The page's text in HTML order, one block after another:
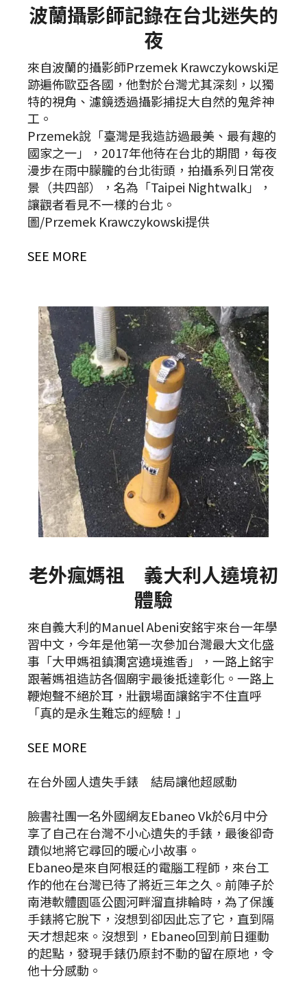
波蘭攝影師記錄在台北迷失的
夜
來自波蘭的攝影師Przemek Krawczykowski足
跡遍佈歐亞各國，他對於台灣尤其深刻，以獨
特的視角、濾鏡透過攝影捕捉大自然的鬼斧神
工。
Przemek說「臺灣是我造訪過最美、最有趣的
國家之一」，2017年他待在台北的期間，每夜
漫步在雨中朦朧的台北街頭，拍攝系列日常夜
景（共四部），名為「Taipei Nightwalk」，
讓觀者看見不一樣的台北。
圖/Przemek Krawczykowski提供
SEE MORE
老外瘋媽祖 義大利人遶境初
體驗
來自義大利的Manuel Abeni安銘宇來台一年學
習中文，今年是他第一次參加台灣最大文化盛
事「大甲媽祖鎮瀾宮遶境進香」，一路上銘宇
跟著媽祖造訪各個廟宇最後抵達彰化。一路上
鞭炮聲不絕於耳，壯觀場面讓銘宇不住直呼
「真的是永生難忘的經驗！」
SEE MORE
在台外國人遺失手錶 結局讓他超感動
臉書社團一名外國網友Ebaneo Vk於6月中分
享了自己在台灣不小心遺失的手錶，最後卻奇
蹟似地將它尋回的暖心小故事。
Ebaneo是來自阿根廷的電腦工程師，來台工
作的他在台灣已待了將近三年之久。前陣子於
南港軟體園區公園河畔溜直排輪時，為了保護
手錶將它脫下，沒想到卻因此忘了它，直到隔
天才想起來。沒想到，Ebaneo回到前日運動
的起點，發現手錶仍原封不動的留在原地，令
他十分感動。